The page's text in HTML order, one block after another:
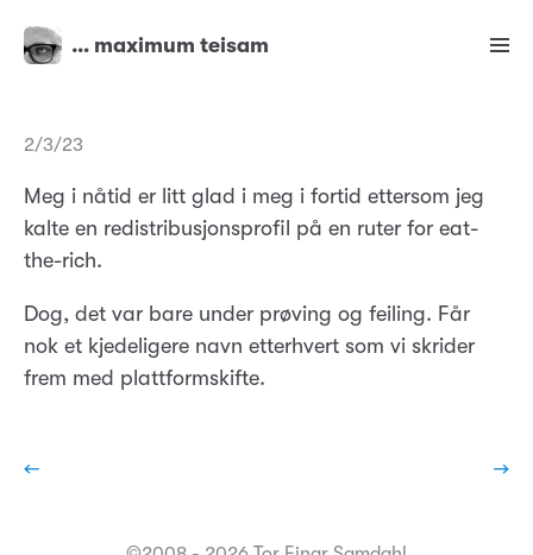
… maximum teisam
2/3/23
Meg i nåtid er litt glad i meg i fortid ettersom jeg
kalte en redistribusjonsprofil på en ruter for eat-
the-rich.
Dog, det var bare under prøving og feiling. Får
nok et kjedeligere navn etterhvert som vi skrider
frem med plattformskifte.
← →